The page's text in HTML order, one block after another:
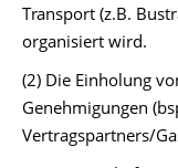
Transport (z.B.
organisiert wird.
(2) Die Einholung
Genehmigungen
Vertragspartners/